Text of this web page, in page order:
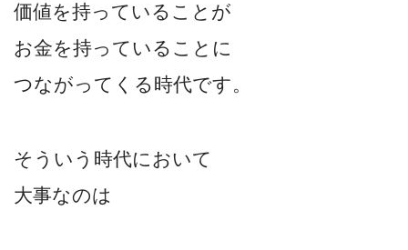
価値を持っていることが
お金を持っていることに
つながってくる時代です。
そういう時代において
大事なのは